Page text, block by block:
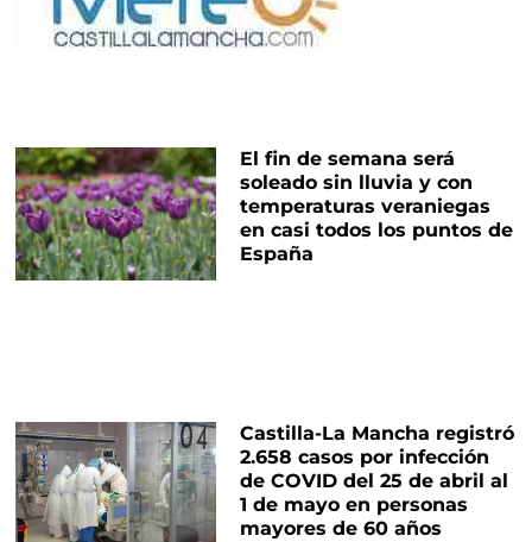
El fin de semana será
soleado sin lluvia y con
temperaturas veraniegas
en casi todos los puntos de
España
Castilla-La Mancha registró
2.658 casos por infección
de COVID del 25 de abril al
1 de mayo en personas
mayores de 60 años